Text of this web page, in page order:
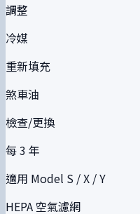
調整
冷媒
重新填充
煞車油
檢查/更換
每 3 年
適用 Model S / X / Y
HEPA 空氣濾網